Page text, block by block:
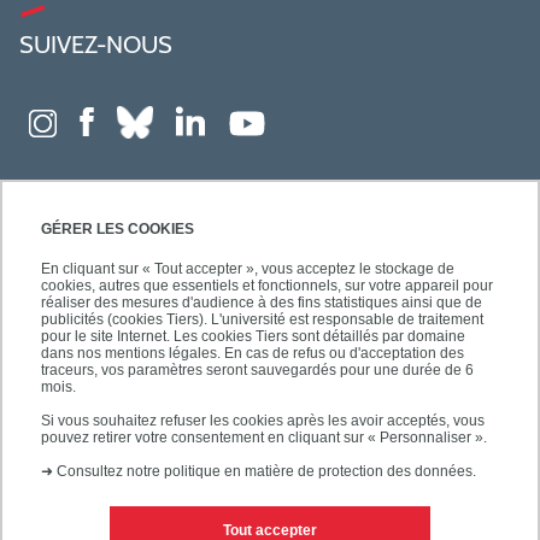
GÉRER LES COOKIES
En cliquant sur « Tout accepter », vous acceptez le stockage de
cookies, autres que essentiels et fonctionnels, sur votre appareil pour
réaliser des mesures d'audience à des fins statistiques ainsi que de
publicités (cookies Tiers). L'université est responsable de traitement
pour le site Internet. Les cookies Tiers sont détaillés par domaine
dans nos mentions légales. En cas de refus ou d'acceptation des
traceurs, vos paramètres seront sauvegardés pour une durée de 6
mois.
Si vous souhaitez refuser les cookies après les avoir acceptés, vous
pouvez retirer votre consentement en cliquant sur « Personnaliser ».
➜ Consultez notre politique en matière de protection des données.
Tout accepter
SUIVEZ-NOUS